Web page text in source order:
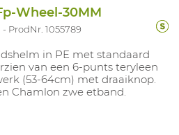
Wheel-30MM
ProdNr. 1055789
in PE met standaard
van een 6-punts teryleen
(53-64cm) met draaiknop.
Chamlon zwe etband.